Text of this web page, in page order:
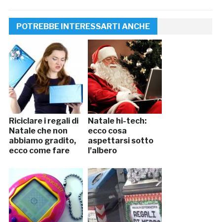
POTREBBE INTERESSARTI ANCHE
Riciclare i regali di
Natale che non
abbiamo gradito,
ecco come fare
Natale hi-tech:
ecco cosa
aspettarsi sotto
l’albero